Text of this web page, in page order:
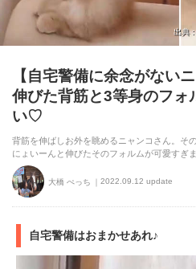
出典
【自宅警備に余念がない
伸びた背筋と3等身のフォ
い♡
背筋を伸ばしお外を眺めるニャンコさん。そ
にょいーんと伸びたそのフォルムが可愛すぎ
大橋 ぺっち 2022.09.12 update
自宅警備はおまかせあれ♪